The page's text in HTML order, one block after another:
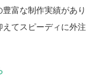
富な制作実績があり
てスピーディに外注